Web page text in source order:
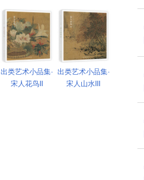
出类艺术小品集·
宋人花鸟II
出类艺术小品集·
宋人山水III